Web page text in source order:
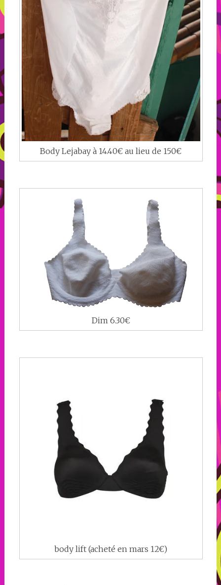
Body Lejabay à 14.40€ au lieu de 150€
Dim 6.30€
body lift (acheté en mars 12€)